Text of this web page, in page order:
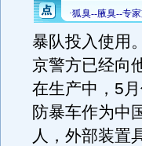
暴队投入使用
京警方已经向
在生产中，5
防暴车作为中
人，外部装置